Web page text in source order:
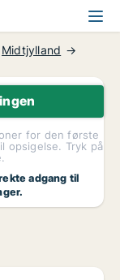
Midtjylland
for den første
opsigelse. Tryk på
adgang til